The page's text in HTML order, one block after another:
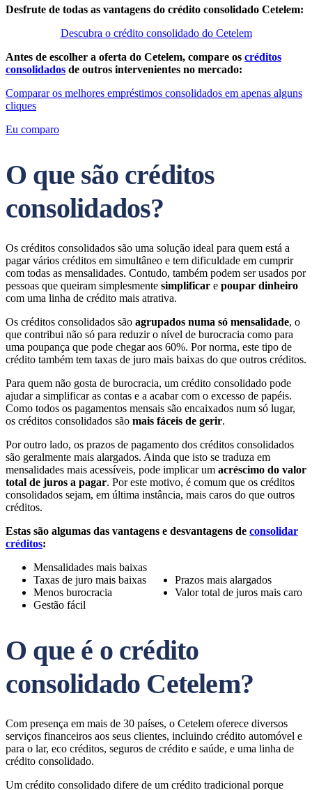
Desfrute de todas as vantagens do crédito consolidado Cetelem:
Descubra o crédito consolidado do Cetelem
Antes de escolher a oferta do Cetelem, compare os créditos
consolidados de outros intervenientes no mercado:
Comparar os melhores empréstimos consolidados em apenas alguns
cliques
Eu comparo
O que são créditos
consolidados?
Os créditos consolidados são uma solução ideal para quem está a
pagar vários créditos em simultâneo e tem dificuldade em cumprir
com todas as mensalidades. Contudo, também podem ser usados por
pessoas que queiram simplesmente simplificar e poupar dinheiro
com uma linha de crédito mais atrativa.
Os créditos consolidados são agrupados numa só mensalidade, o
que contribui não só para reduzir o nível de burocracia como para
uma poupança que pode chegar aos 60%. Por norma, este tipo de
crédito também tem taxas de juro mais baixas do que outros créditos.
Para quem não gosta de burocracia, um crédito consolidado pode
ajudar a simplificar as contas e a acabar com o excesso de papéis.
Como todos os pagamentos mensais são encaixados num só lugar,
os créditos consolidados são mais fáceis de gerir.
Por outro lado, os prazos de pagamento dos créditos consolidados
são geralmente mais alargados. Ainda que isto se traduza em
mensalidades mais acessíveis, pode implicar um acréscimo do valor
total de juros a pagar. Por este motivo, é comum que os créditos
consolidados sejam, em última instância, mais caros do que outros
créditos.
Estas são algumas das vantagens e desvantagens de consolidar
créditos:
Mensalidades mais baixas
Taxas de juro mais baixas
Menos burocracia
Gestão fácil
Prazos mais alargados
Valor total de juros mais caro
O que é o crédito
consolidado Cetelem?
Com presença em mais de 30 países, o Cetelem oferece diversos
serviços financeiros aos seus clientes, incluindo crédito automóvel e
para o lar, eco créditos, seguros de crédito e saúde, e uma linha de
crédito consolidado.
Um crédito consolidado difere de um crédito tradicional porque